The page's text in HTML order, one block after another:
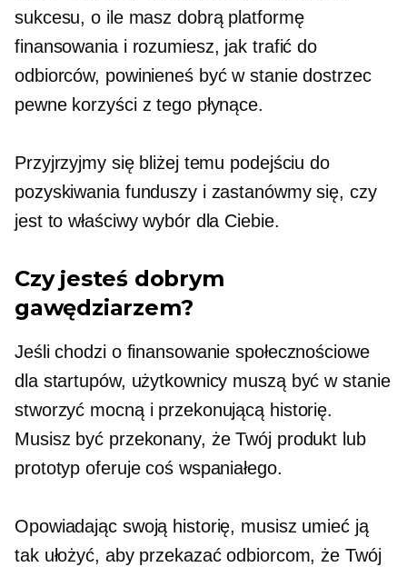
sukcesu, o ile masz dobrą platformę
finansowania i rozumiesz, jak trafić do
odbiorców, powinieneś być w stanie dostrzec
pewne korzyści z tego płynące.
Przyjrzyjmy się bliżej temu podejściu do
pozyskiwania funduszy i zastanówmy się, czy
jest to właściwy wybór dla Ciebie.
Czy jesteś dobrym
gawędziarzem?
Jeśli chodzi o finansowanie społecznościowe
dla startupów, użytkownicy muszą być w stanie
stworzyć mocną i przekonującą historię.
Musisz być przekonany, że Twój produkt lub
prototyp oferuje coś wspaniałego.
Opowiadając swoją historię, musisz umieć ją
tak ułożyć, aby przekazać odbiorcom, że Twój